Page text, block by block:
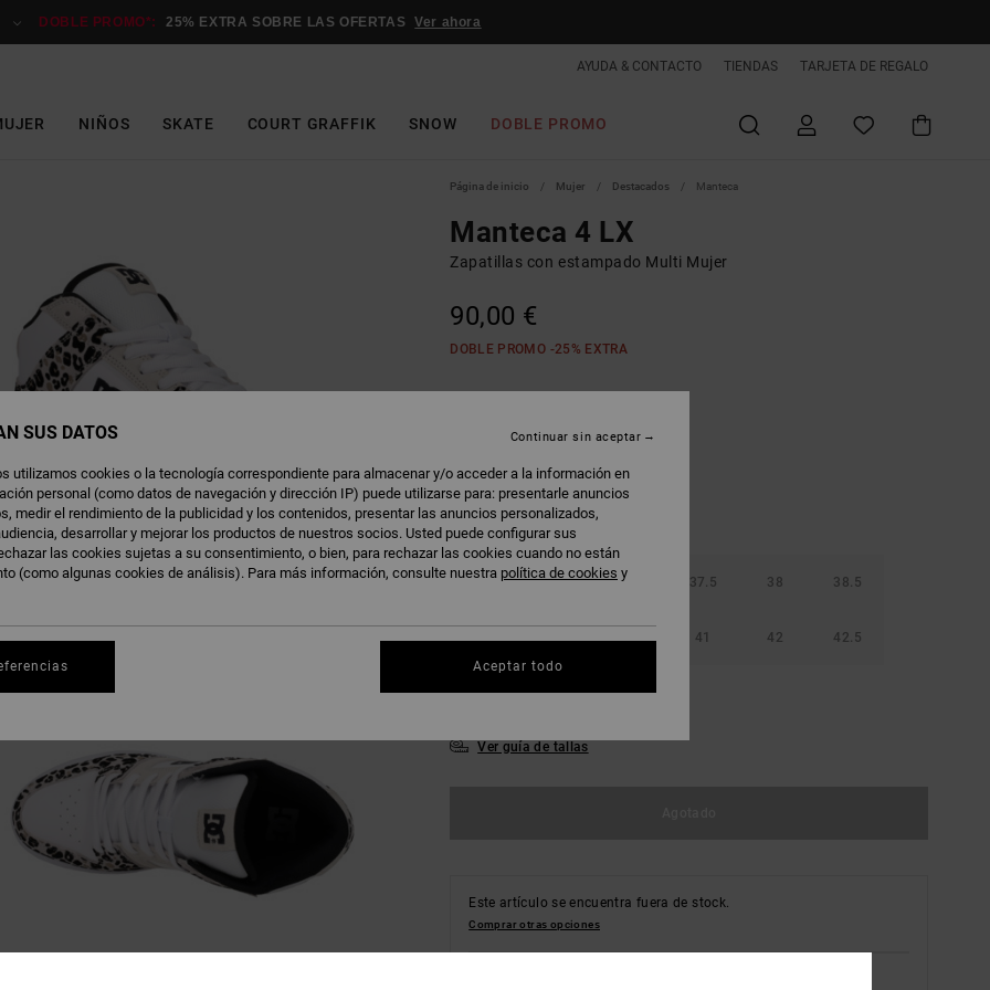
DOBLE PROMO*: 25% EXTRA SOBRE LAS OFERTAS Ver ahora
AYUDA & CONTACTO TIENDAS TARJETA DE REGALO
NIÑOS SKATE COURT GRAFFIK SNOW DOBLE PROMO
Página de inicio Mujer Destacados Manteca
Manteca 4 LX
Zapatillas con estampado Multi Mujer
90,00 €
DOBLE PROMO -25% EXTRA
36 36.5 37 37.5 38 38.5
41 42 42.5
43
Ver guía de tallas
Este artículo se encuentra fuera de stock.
Comprar otras opciones
SUS DATOS
utilizamos cookies o la tecnología correspondiente para almacenar y/o acceder a la información en
personal (como datos de navegación y dirección IP) puede utilizarse para: presentarle anuncios
medir el rendimiento de la publicidad y los contenidos, presentar las anuncios personalizados,
desarrollar y mejorar los productos de nuestros socios. Usted puede configurar sus
las cookies sujetas a su consentimiento, o bien, para rechazar las cookies cuando no están
(como algunas cookies de análisis). Para más información, consulte nuestra política de cookies y
Continuar sin aceptar
Aceptar todo